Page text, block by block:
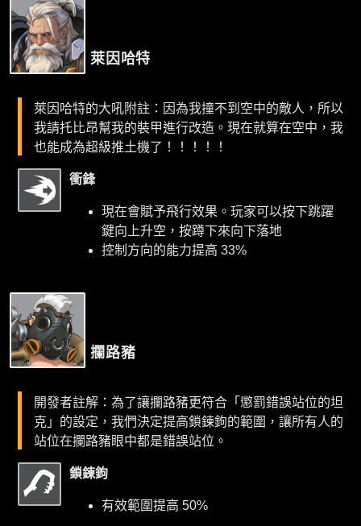
萊因哈特
萊因哈特的大吼附註：因為我撞不到空中的敵人，所以
我請托比昂幫我的裝甲進行改造。現在就算在空中，我
也能成為超級推土機了！！！！！
衝鋒
現在會賦予飛行效果。玩家可以按下跳躍
鍵向上升空，按蹲下來向下落地
控制方向的能力提高 33%
攔路豬
開發者註解：為了讓攔路豬更符合「懲罰錯誤站位的坦
克」的設定，我們決定提高鎖鍊鉤的範圍，讓所有人的
站位在攔路豬眼中都是錯誤站位。
鎖鍊鉤
有效範圍提高 50%